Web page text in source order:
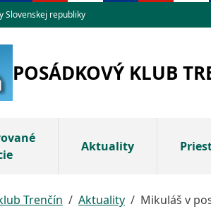
Slovenskej republiky
POSÁDKOVÝ KLUB
Aktuality
Trenčín Aktuality Mikuláš v